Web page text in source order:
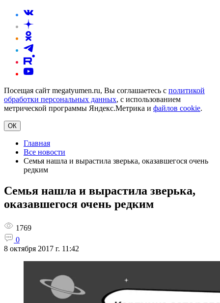
Посещая сайт megatyumen.ru, Вы соглашаетесь с политикой
обработки персональных данных, с использованием
метрической программы Яндекс.Метрика и файлов cookie.
ОК
Главная
Все новости
Семья нашла и вырастила зверька, оказавшегося очень
редким
Семья нашла и вырастила зверька,
оказавшегося очень редким
1769
0
8 октября 2017 г. 11:42